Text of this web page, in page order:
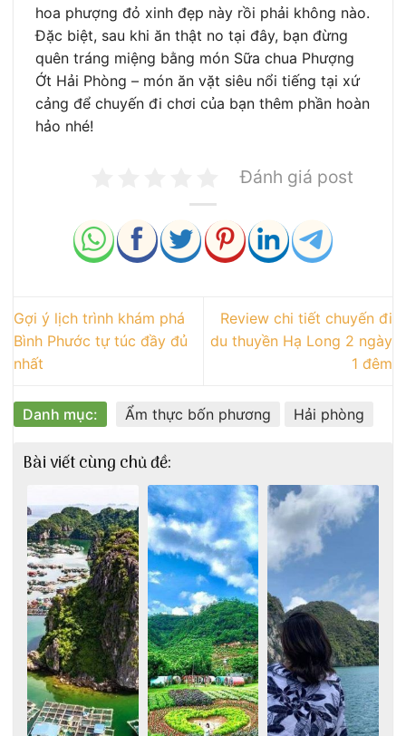
hoa phượng đỏ xinh đẹp này rồi phải không nào.
Đặc biệt, sau khi ăn thật no tại đây, bạn đừng
quên tráng miệng bằng món Sữa chua Phượng
Ớt Hải Phòng – món ăn vặt siêu nổi tiếng tại xứ
cảng để chuyến đi chơi của bạn thêm phần hoàn
hảo nhé!
Đánh giá post
Gợi ý lịch trình khám phá
Bình Phước tự túc đầy đủ
nhất
Review chi tiết chuyến đi
du thuyền Hạ Long 2 ngày
1 đêm
Danh mục: Ẩm thực bốn phương Hải phòng
Bài viết cùng chủ đề: